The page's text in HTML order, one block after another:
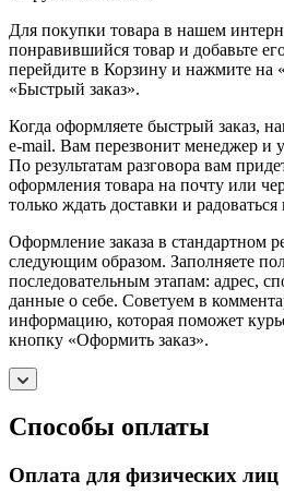
Для покупки товара в нашем
понравившийся товар и добавьте
перейдите в Корзину и нажмите на
«Быстрый заказ».
Когда оформляете быстрый заказ,
e-mail. Вам перезвонит менеджер и
По результатам разговора вам
оформления товара на почту или
только ждать доставки и
Оформление заказа в стандартном
следующим образом. Заполняете
последовательным этапам: адрес,
данные о себе. Советуем в
информацию, которая поможет
кнопку «Оформить заказ».
Способы оплаты
Оплата для физических лиц